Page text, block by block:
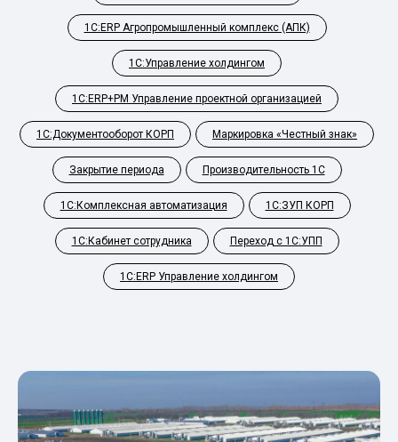
1С:ERP Агропромышленный комплекс (АПК)
1С:Управление холдингом
1С:ERP+PM Управление проектной организацией
1С:Документооборот КОРП Маркировка «Честный знак»
Закрытие периода Производительность 1С
1С:Комплексная автоматизация 1С:ЗУП КОРП
1С:Кабинет сотрудника Переход с 1С:УПП
1С:ERP Управление холдингом